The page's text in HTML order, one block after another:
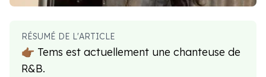
RÉSUMÉ DE L'ARTICLE
👉🏾 Tems est actuellement une chanteuse de
R&B.